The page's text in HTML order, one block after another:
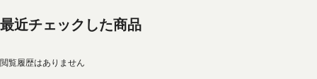
最近チェックした商品
閲覧履歴はありません